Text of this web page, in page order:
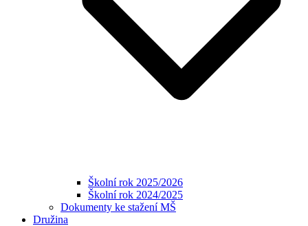
Školní rok 2025/2026
Školní rok 2024/2025
Dokumenty ke stažení MŠ
Družina